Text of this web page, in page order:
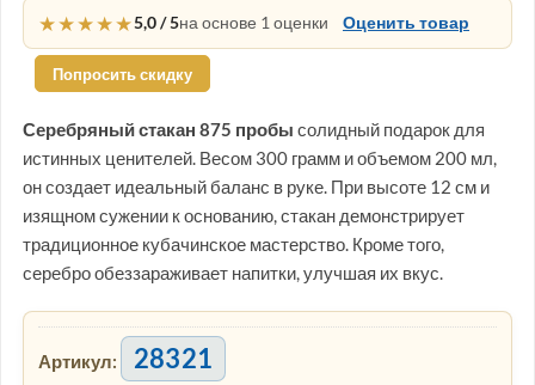
★★★★★5,0 / 5на основе 1 оценки Оценить товар
Попросить скидку
Серебряный стакан 875 пробы солидный подарок для
истинных ценителей. Весом 300 грамм и объемом 200 мл,
он создает идеальный баланс в руке. При высоте 12 см и
изящном сужении к основанию, стакан демонстрирует
традиционное кубачинское мастерство. Кроме того,
серебро обеззараживает напитки, улучшая их вкус.
Артикул: 28321